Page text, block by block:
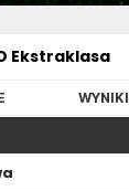
Ekstraklasa
WYNIKI